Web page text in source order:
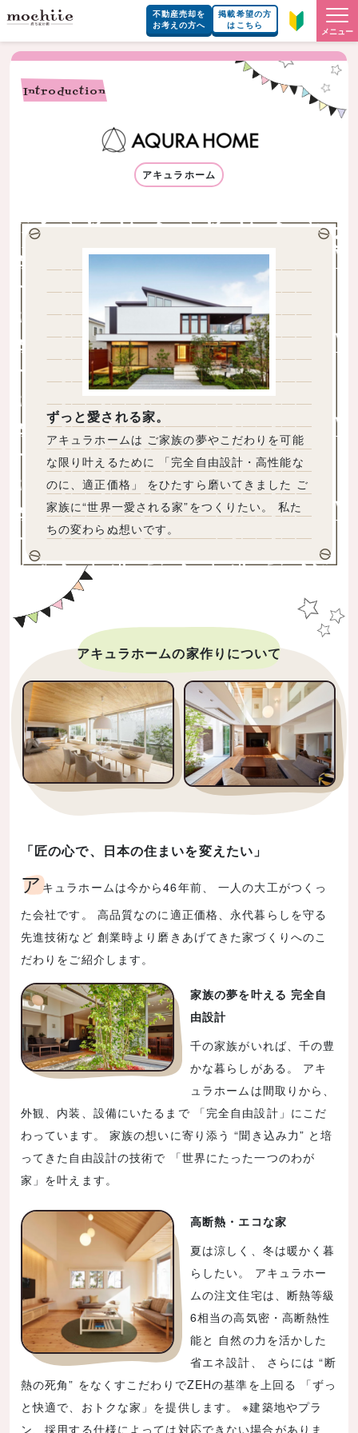
不動産売却を
お考えの方へ
掲載希望の方
はこちら
メニュー
Introduction
アキュラホーム
ずっと愛される家。
アキュラホームは ご家族の夢やこだわりを可能
な限り叶えるために 「完全⾃由設計・⾼性能な
のに、適正価格」 をひたすら磨いてきました ご
家族に“世界⼀愛される家”をつくりたい。 私た
ちの変わらぬ想いです。
アキュラホームの家作りについて
「匠の心で、日本の住まいを変えたい」
アキュラホームは今から46年前、 一人の大工がつくっ
た会社です。 高品質なのに適正価格、永代暮らしを守る
先進技術など 創業時より磨きあげてきた家づくりへのこ
だわりをご紹介します。
家族の夢を叶える 完全自
由設計
千の家族がいれば、千の豊
かな暮らしがある。 アキ
ュラホームは間取りから、
外観、内装、設備にいたるまで 「完全自由設計」にこだ
わっています。 家族の想いに寄り添う “聞き込み力” と培
ってきた自由設計の技術で 「世界にたった一つのわが
家」を叶えます。
高断熱・エコな家
夏は涼しく、冬は暖かく暮
らしたい。 アキュラホー
ムの注文住宅は、断熱等級
6相当の高気密・高断熱性
能と 自然の力を活かした
省エネ設計、 さらには “断
熱の死角” をなくすこだわりでZEHの基準を上回る 「ずっ
と快適で、おトクな家」を提供します。 ※建築地やプラ
ン、採用する仕様によっては対応できない場合がありま